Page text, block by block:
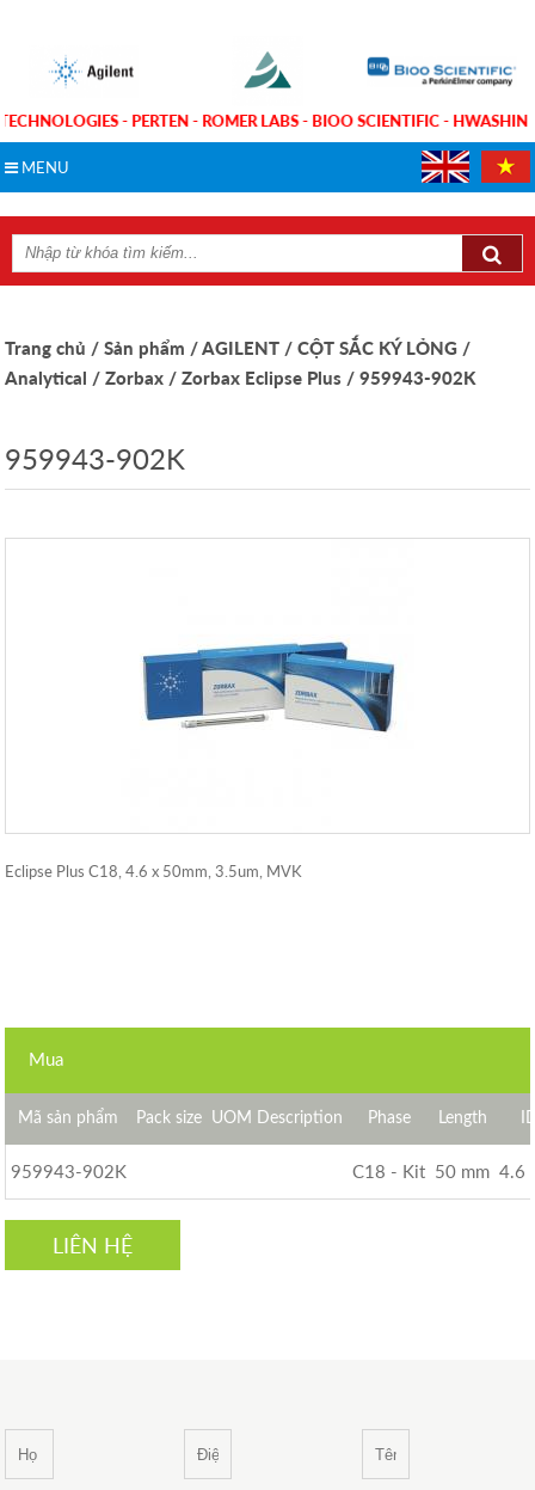
- PERTEN - ROMER LABS - BIOO SCIENTIFIC -
MENU
Trang chủ / Sản phẩm / AGILENT / CỘT SẮC KÝ LỎNG /
Analytical / Zorbax / Zorbax Eclipse Plus / 959943-902K
959943-902K
Eclipse Plus C18, 4.6 x 50mm, 3.5um, MVK
Mua
Mã sản phẩm Pack size UOM Description Phase Length
959943-902K C18 - Kit 50 mm 4.6
LIÊN HỆ